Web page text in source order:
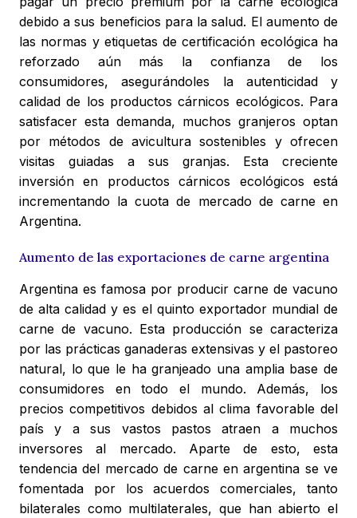
debido a sus beneficios para la salud. El aumento de
las normas y etiquetas de certificación ecológica ha
reforzado aún más la confianza de los
consumidores, asegurándoles la autenticidad y
calidad de los productos cárnicos ecológicos. Para
satisfacer esta demanda, muchos granjeros optan
por métodos de avicultura sostenibles y ofrecen
visitas guiadas a sus granjas. Esta creciente
inversión en productos cárnicos ecológicos está
incrementando la cuota de mercado de carne en
Argentina.
Aumento de las exportaciones de carne argentina
Argentina es famosa por producir carne de vacuno
de alta calidad y es el quinto exportador mundial de
carne de vacuno. Esta producción se caracteriza
por las prácticas ganaderas extensivas y el pastoreo
natural, lo que le ha granjeado una amplia base de
consumidores en todo el mundo. Además, los
precios competitivos debidos al clima favorable del
país y a sus vastos pastos atraen a muchos
inversores al mercado. Aparte de esto, esta
tendencia del mercado de carne en argentina se ve
fomentada por los acuerdos comerciales, tanto
bilaterales como multilaterales, que han abierto el